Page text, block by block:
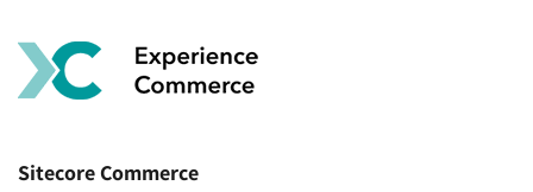
Sitecore Commerce